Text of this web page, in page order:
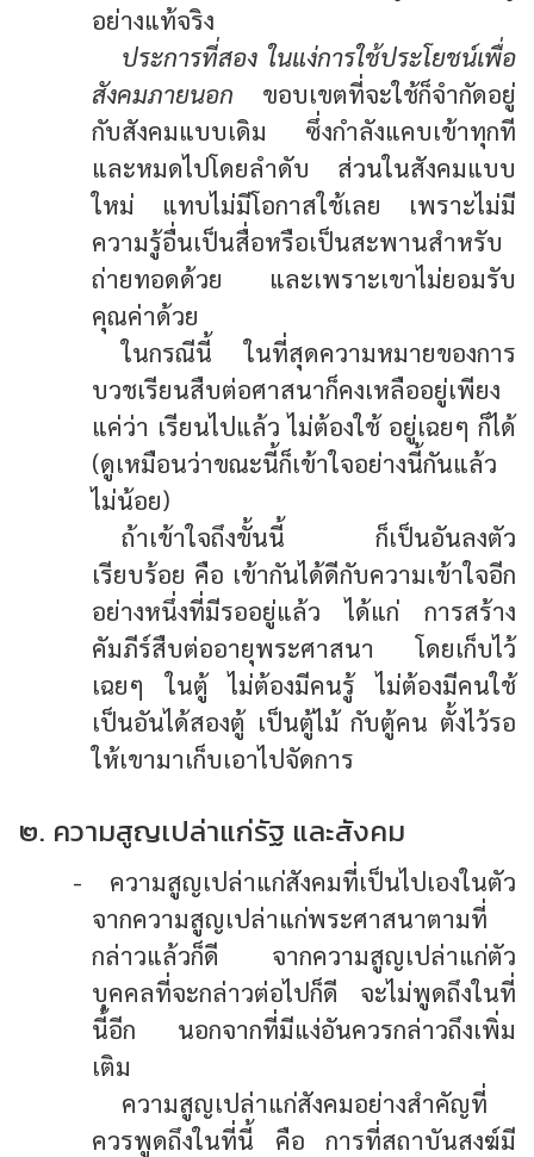
อย่างแท้จริง
ประการที่สอง ในแง่การใช้ประโยชน์เพื่อ
สังคมภายนอก ขอบเขตที่จะใช้ก็จำกัดอยู่
กับสังคมแบบเดิม ซึ่งกำลังแคบเข้าทุกที
และหมดไปโดยลำดับ ส่วนในสังคมแบบ
ใหม่ แทบไม่มีโอกาสใช้เลย เพราะไม่มี
ความรู้อื่นเป็นสื่อหรือเป็นสะพานสำหรับ
ถ่ายทอดด้วย และเพราะเขาไม่ยอมรับ
คุณค่าด้วย
ในกรณีนี้ ในที่สุดความหมายของการ
บวชเรียนสืบต่อศาสนาก็คงเหลืออยู่เพียง
แค่ว่า เรียนไปแล้ว ไม่ต้องใช้ อยู่เฉยๆ ก็ได้
(ดูเหมือนว่าขณะนี้ก็เข้าใจอย่างนี้กันแล้ว
ไม่น้อย)
ถ้าเข้าใจถึงขั้นนี้ ก็เป็นอันลงตัว
เรียบร้อย คือ เข้ากันได้ดีกับความเข้าใจอีก
อย่างหนึ่งที่มีรออยู่แล้ว ได้แก่ การสร้าง
คัมภีร์สืบต่ออายุพระศาสนา โดยเก็บไว้
เฉยๆ ในตู้ ไม่ต้องมีคนรู้ ไม่ต้องมีคนใช้
เป็นอันได้สองตู้ เป็นตู้ไม้ กับตู้คน ตั้งไว้รอ
ให้เขามาเก็บเอาไปจัดการ
๒. ความสูญเปล่าแก่รัฐ และสังคม
- ความสูญเปล่าแก่สังคมที่เป็นไปเองในตัว
จากความสูญเปล่าแก่พระศาสนาตามที่
กล่าวแล้วก็ดี จากความสูญเปล่าแก่ตัว
บุคคลที่จะกล่าวต่อไปก็ดี จะไม่พูดถึงในที่
นี้อีก นอกจากที่มีแง่อันควรกล่าวถึงเพิ่ม
เติม
ความสูญเปล่าแก่สังคมอย่างสำคัญที่
ควรพูดถึงในที่นี้ คือ การที่สถาบันสงฆ์มี